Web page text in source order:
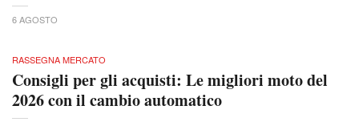
6 AGOSTO
RASSEGNA MERCATO
Consigli per gli acquisti: Le migliori moto del
2026 con il cambio automatico